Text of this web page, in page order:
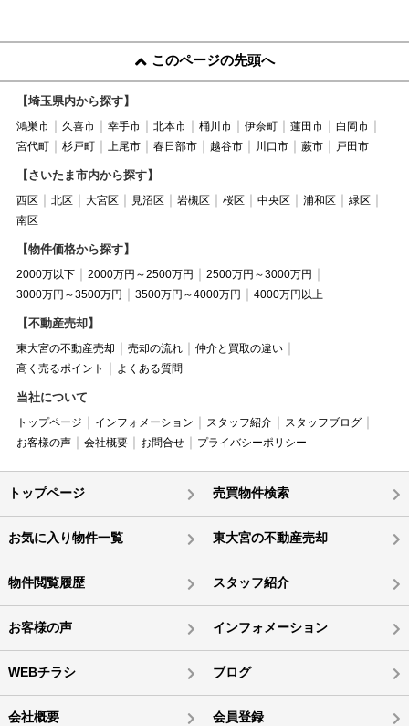
このページの先頭へ
【埼玉県内から探す】
鴻巣市 久喜市 幸手市 北本市 桶川市 伊奈町 蓮田市
白岡市
宮代町
杉戸町 上尾市 春日部市 越谷市 川口市 蕨市 戸田市
【さいたま市内から探す】
西区 北区 大宮区 見沼区 岩槻区 桜区 中央区 浦和区
緑区
南区
【物件価格から探す】
2000万以下 2000万円～2500万円
2500万円～3000万円
3000万円～3500万円
3500万円～4000万円 4000万円以上
【不動産売却】
東大宮の不動産売却 売却の流れ
仲介と買取の違い
高く売るポイント
よくある質問
当社について
トップページ インフォメーション スタッフ紹介
スタッフブログ
お客様の声
会社概要 お問合せ プライバシーポリシー
トップページ 売買物件検索
お気に入り物件一覧 東大宮の不動産売却
物件閲覧履歴 スタッフ紹介
お客様の声 インフォメーション
WEBチラシ ブログ
会社概要 会員登録